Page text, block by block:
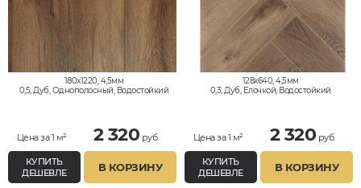
180x1220, 4,5мм
0,5, Дуб, Однополосный, Водостойкий
Цена за 1 м² 2 320 руб.
КУПИТЬ
ДЕШЕВЛЕ
В КОРЗИНУ
128x640, 4,5мм
0,3, Дуб, Елочкой, Водостойкий
Цена за 1 м² 2 320 руб.
КУПИТЬ
ДЕШЕВЛЕ
В КОРЗИНУ